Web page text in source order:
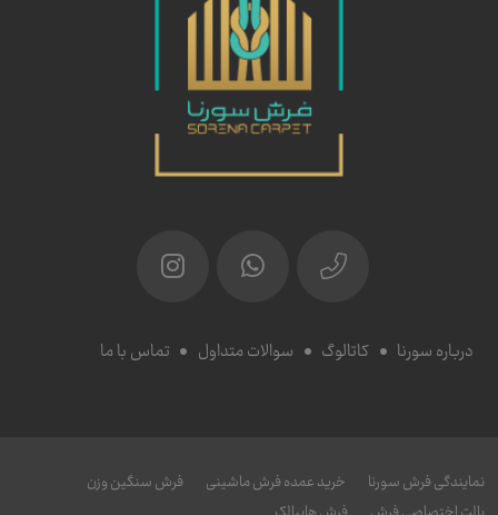
درباره سورنا کاتالوگ سوالات متداول تماس با ما
نمایندگی فرش سورنا خرید عمده فرش ماشینی
فرش سنگین وزن